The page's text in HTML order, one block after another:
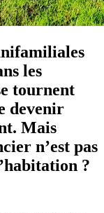
les
tournent
devenir
Mais
n’est pas
?